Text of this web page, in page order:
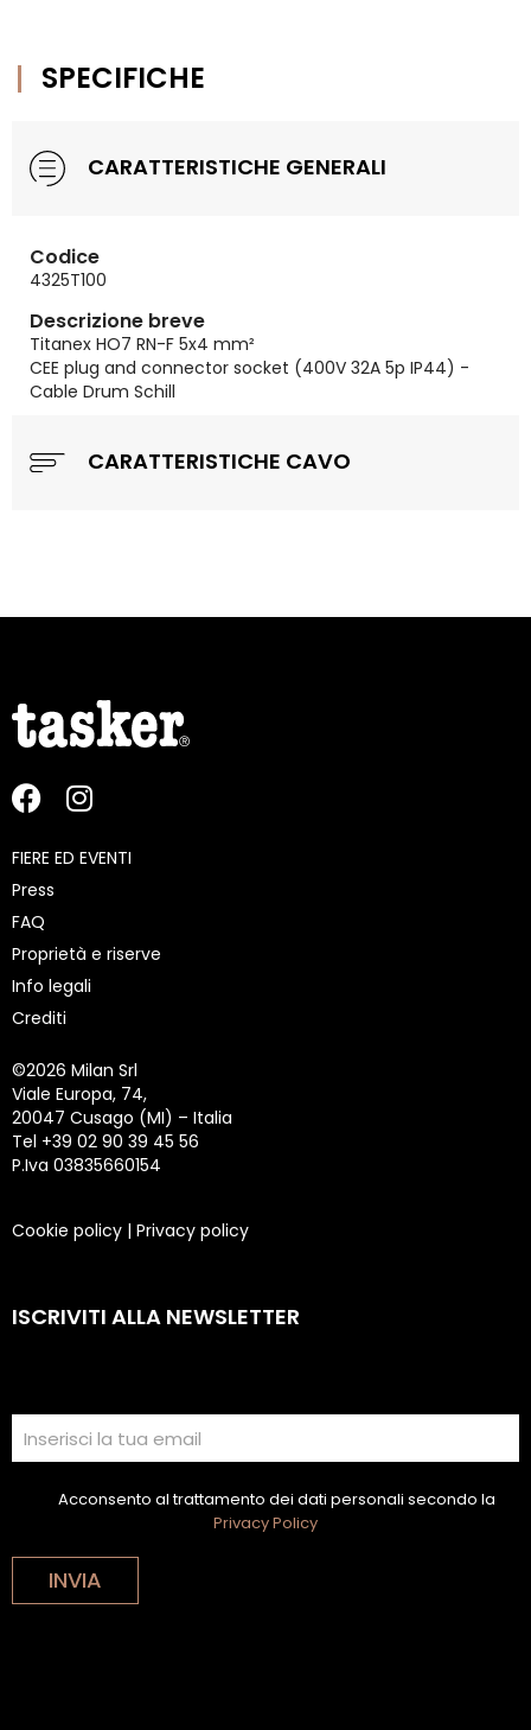
SPECIFICHE
CARATTERISTICHE GENERALI
Codice
4325T100
Descrizione breve
Titanex HO7 RN-F 5x4 mm²
CEE plug and connector socket (400V 32A 5p IP44) -
Cable Drum Schill
CARATTERISTICHE CAVO
FIERE ED EVENTI
Press
FAQ
Proprietà e riserve
Info legali
Crediti
©2026 Milan Srl
Viale Europa, 74,
20047 Cusago (MI) – Italia
Tel +39 02 90 39 45 56
P.Iva 03835660154
Cookie policy | Privacy policy
ISCRIVITI ALLA NEWSLETTER
Acconsento al trattamento dei dati personali secondo la
Privacy Policy
INVIA